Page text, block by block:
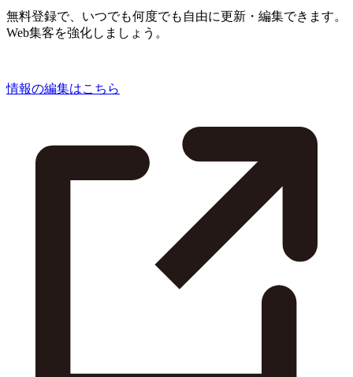
無料登録で、いつでも何度でも自由に更新・編集できます。
Web集客を強化しましょう。
情報の編集はこちら